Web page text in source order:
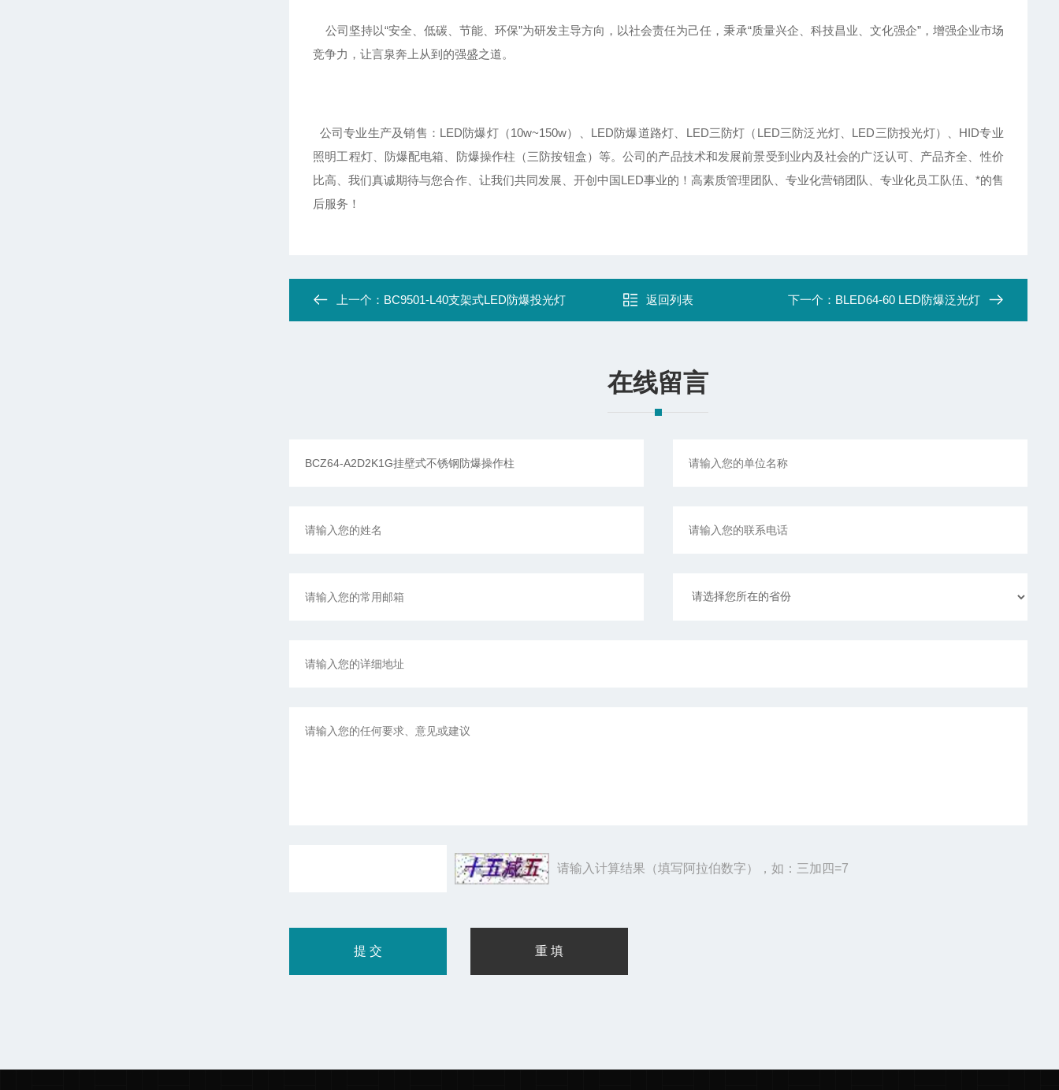
公司坚持以“安全、低碳、节能、环保”为研发主导方向，以社会责任为己任，秉承“质量兴企、科技昌业、文化强企”，增强企业市场
竞争力，让言泉奔上从到的强盛之道。
公司专业生产及销售：LED防爆灯（10w~150w）、LED防爆道路灯、LED三防灯（LED三防泛光灯、LED三防投光灯）、HID专业
照明工程灯、防爆配电箱、防爆操作柱（三防按钮盒）等。公司的产品技术和发展前景受到业内及社会的广泛认可、产品齐全、性价
比高、我们真诚期待与您合作、让我们共同发展、开创中国LED事业的！高素质管理团队、专业化营销团队、专业化员工队伍、*的售
后服务！
上一个： BC9501-L40支架式LED防爆投光灯 返回列表 下一个： BLED64-60 LED防爆泛光灯
在线留言
请输入计算结果（填写阿拉伯数字），如：三加四=7